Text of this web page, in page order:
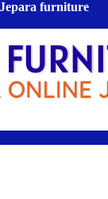
furniture